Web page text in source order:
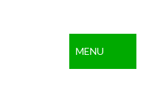
MENU